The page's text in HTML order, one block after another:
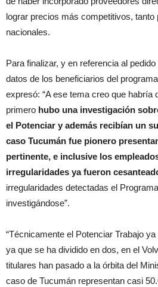
lograr precios más competitivos,
nacionales.
Para finalizar, y en referencia al
datos de los beneficiarios del programa
expresó: “A ese tema creo que habría
primero hubo una investigación
el Potenciar y además recibían un
caso Tucumán fue pionero
pertinente, e inclusive los
irregularidades ya fueron
irregularidades detectadas el
investigándose”.
“Técnicamente el Potenciar Trabajo
ya que se ha dividido en dos, en el
titulares han pasado a la órbita del
caso de Tucumán representan casi